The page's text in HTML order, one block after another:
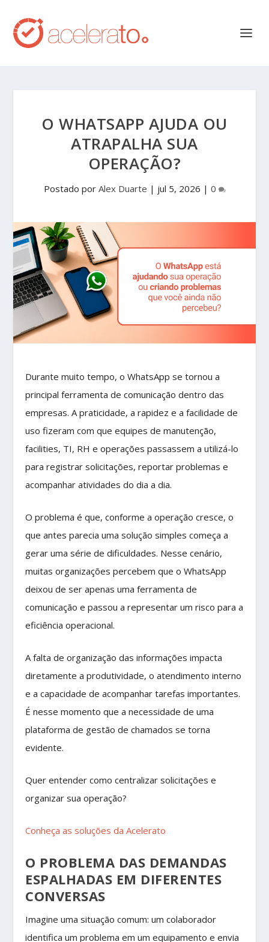
O WHATSAPP AJUDA OU
ATRAPALHA SUA
OPERAÇÃO?
Postado por Alex Duarte | jul 5, 2026 | 0
Durante muito tempo, o WhatsApp se tornou a
principal ferramenta de comunicação dentro das
empresas. A praticidade, a rapidez e a facilidade de
uso fizeram com que equipes de manutenção,
facilities, TI, RH e operações passassem a utilizá-lo
para registrar solicitações, reportar problemas e
acompanhar atividades do dia a dia.
O problema é que, conforme a operação cresce, o
que antes parecia uma solução simples começa a
gerar uma série de dificuldades. Nesse cenário,
muitas organizações percebem que o WhatsApp
deixou de ser apenas uma ferramenta de
comunicação e passou a representar um risco para a
eficiência operacional.
A falta de organização das informações impacta
diretamente a produtividade, o atendimento interno
e a capacidade de acompanhar tarefas importantes.
É nesse momento que a necessidade de uma
plataforma de gestão de chamados se torna
evidente.
Quer entender como centralizar solicitações e
organizar sua operação?
Conheça as soluções da Acelerato
O PROBLEMA DAS DEMANDAS
ESPALHADAS EM DIFERENTES
CONVERSAS
Imagine uma situação comum: um colaborador
identifica um problema em um equipamento e envia